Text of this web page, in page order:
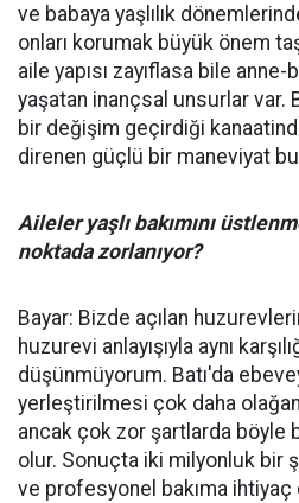
ve babaya yaşlılık
onları korumak büyük önem
aile yapısı zayıflasa bile anne-
yaşatan inançsal unsurlar var.
bir değişim geçirdiği
direnen güçlü bir maneviyat
Aileler yaşlı bakımını
noktada zorlanıyor?
Bayar: Bizde açılan
huzurevi anlayışıyla aynı
düşünmüyorum. Batı'da
yerleştirilmesi çok daha
ancak çok zor şartlarda böyle
olur. Sonuçta iki milyonluk bir
ve profesyonel bakıma ihtiyaç